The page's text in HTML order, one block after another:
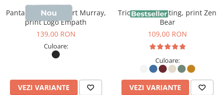
Pantaloni scurti sport Murray,
print Logo Empath
139,00 RON
Culoare:
VEZI VARIANTE
Tricou unisex Sting, print Zen
Bear
109,00 RON
Culoare:
VEZI VARIANTE